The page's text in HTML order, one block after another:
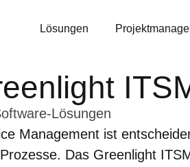
Lösungen
Lösungen
Management ist
Das Greenlight